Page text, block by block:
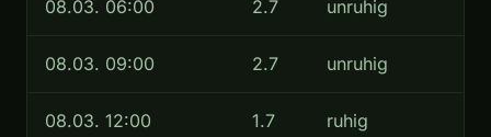
08.03. 06:00 2.7 unruhig
08.03. 09:00 2.7 unruhig
08.03. 12:00 1.7 ruhig